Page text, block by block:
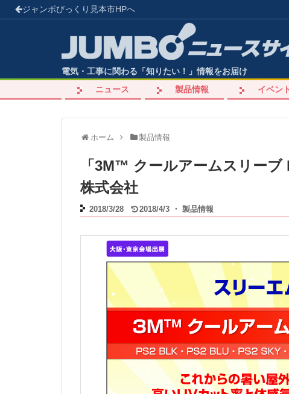
ジャンボびっくり見本市HPへ
電気・工事に関わる「知りたい！」情報をお届け
ニュース
製品情報 イベント
ホーム 製品情報
「3M™ クールアームスリー
株式会社
2018/3/28 2018/4/3・ 製品情報